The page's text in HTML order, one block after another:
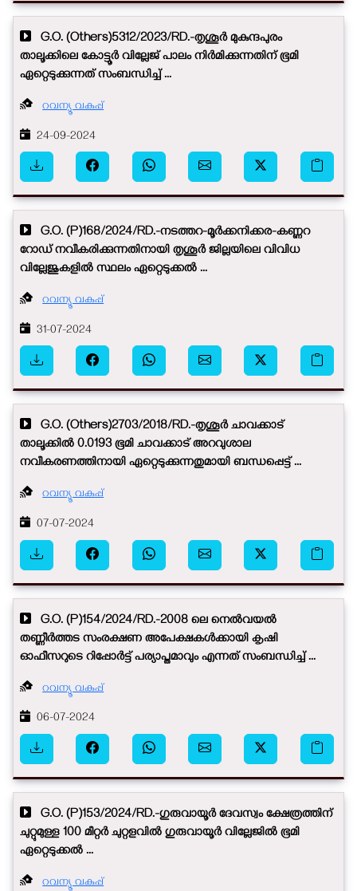
G.O. (Others)5312/2023/RD.-തൃശൂർ മുകുന്ദപുരം
താലൂക്കിലെ കോട്ടൂർ വില്ലേജ് പാലം നിർമിക്കുന്നതിന് ഭൂമി
ഏറ്റെടുക്കുന്നത് സംബന്ധിച്ച് ...
റവന്യൂ വകുപ്പ്
24-09-2024
G.O. (P)168/2024/RD.-നടത്തറ-മൂർക്കനിക്കര-കണ്ണറ
റോഡ് നവീകരിക്കുന്നതിനായി തൃശൂർ ജില്ലയിലെ വിവിധ
വില്ലേജുകളിൽ സ്ഥലം ഏറ്റെടുക്കൽ ...
റവന്യൂ വകുപ്പ്
31-07-2024
G.O. (Others)2703/2018/RD.-തൃശൂർ ചാവക്കാട്
താലൂക്കിൽ 0.0193 ഭൂമി ചാവക്കാട് അറവുശാല
നവീകരണത്തിനായി ഏറ്റെടുക്കുന്നതുമായി ബന്ധപ്പെട്ട് ...
റവന്യൂ വകുപ്പ്
07-07-2024
G.O. (P)154/2024/RD.-2008 ലെ നെൽവയൽ
തണ്ണീർത്തട സംരക്ഷണ അപേക്ഷകൾക്കായി കൃഷി
ഓഫീസറുടെ റിപ്പോർട്ട് പര്യാപ്തമാവും എന്നത് സംബന്ധിച്ച് ...
റവന്യൂ വകുപ്പ്
06-07-2024
G.O. (P)153/2024/RD.-ഗുരുവായൂർ ദേവസ്വം ക്ഷേത്രത്തിന്
ചുറ്റുമുള്ള 100 മീറ്റർ ചുറ്റളവിൽ ഗുരുവായൂർ വില്ലേജിൽ ഭൂമി
ഏറ്റെടുക്കൽ ...
റവന്യൂ വകുപ്പ്